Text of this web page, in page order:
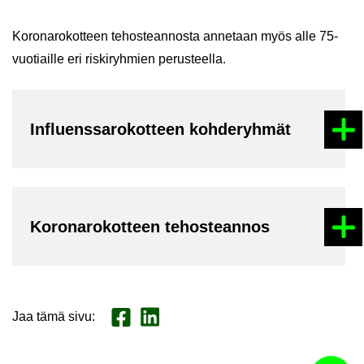
Ko­ro­na­ro­kot­teen te­hos­tean­nos­ta an­ne­taan myös alle 75-​
vuotiaille eri ris­ki­ryh­mien pe­rus­teel­la.
Influens­sa­ro­kot­teen koh­de­ryh­mät
Ko­ro­na­ro­kot­teen te­hos­tean­nos
Jaa tämä sivu: Jaa Face­book
Jaa Lin­ke­dI­nis­sä